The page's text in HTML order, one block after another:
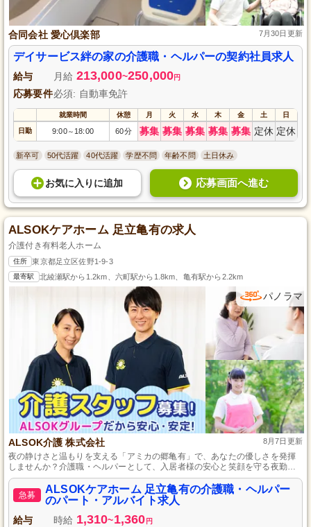
合同会社 愛心倶楽部 7月30日更新
デイサービス絆の家の介護職・ヘルパーの契約社員求人
給与 月給 213,000~250,000円
応募要件必須: 自動車免許
就業時間 休憩 月 火 水 木 金 土 日
日勤 9:00～ 18:00 60分 募集 募集 募集 募集 募集 定休 定休
新卒可 50代活躍 40代活躍 学歴不問 年齢不問 土日休み
お気に入り に追加 応募画面へ進む
ALSOKケアホーム 足立亀有の求人
介護付き有料老人ホーム
住所 東京都足立区佐野1-9-3
最寄駅 北綾瀬駅から1.2km、六町駅から1.8km、亀有駅から2.2km
パノラマ
ALSOK介護 株式会社 8月7日更新
夜の静けさと温もりを支える「アミカの郷亀有」で、あなたの優しさを発揮
しませんか？介護職・ヘルパーとして、入居者様の安心と笑顔を守る夜勤専
従のパート・アルバイトを募集しています。資格や経験は不問です。柔軟な
シフト体系で、プライベートと仕事のバランスを大切にしながら働ける環境
が整っています。心地よい夜の時間を、一人ひとりと向き合いながら支えて
みませんか？一緒に感謝の気持ちを糧に、素敵な夜を作り上げましょう。
急募
ALSOKケアホーム 足立亀有の介護職・ヘルパー
のパート・アルバイト求人
給与 時給 1,310~1,360 円